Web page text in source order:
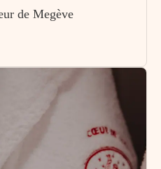
de Megève